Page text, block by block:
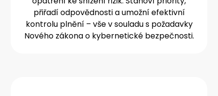
přiřadí odpovědnosti a umožní efektivní
kontrolu plnění – vše v souladu s požadavky
Nového zákona o kybernetické bezpečnosti.